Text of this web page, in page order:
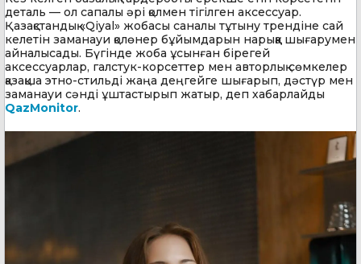
деталь — ол сапалы әрі қолмен тігілген аксессуар.
Қазақстандық «Qiyal» жобасы саналы тұтыну трендіне сай
келетін заманауи қолөнер бұйымдарын нарыққа шығарумен
айналысады. Бүгінде жоба ұсынған бірегей
аксессуарлар, галстук-корсеттер мен авторлық сөмкелер
қазақша этно-стильді жаңа деңгейге шығарып, дәстүр мен
заманауи сәнді ұштастырып жатыр, деп хабарлайды
QazMonitor.